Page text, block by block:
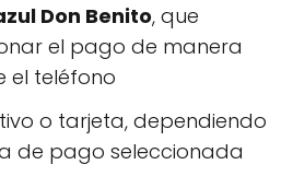
Don Benito, que
el pago de manera
el teléfono
o tarjeta, dependiendo
de pago seleccionada